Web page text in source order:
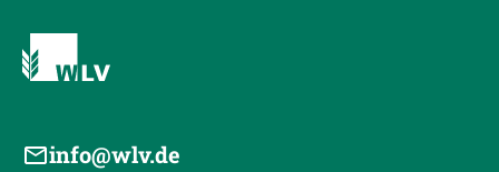
info@wlv.de